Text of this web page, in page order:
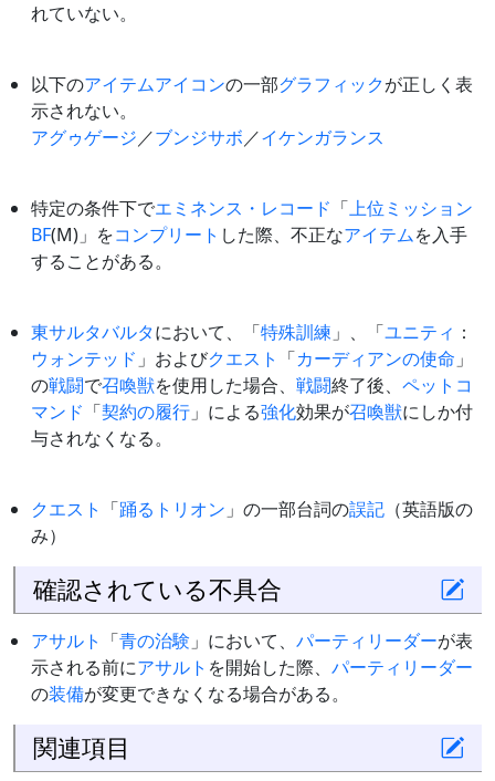
れていない。
以下のアイテムアイコンの一部グラフィックが正しく表
示されない。
アグゥゲージ／ブンジサボ／イケンガランス
特定の条件下でエミネンス・レコード 「上位ミッション
BF(M)」をコンプリート した際、不正なアイテムを入手
することがある。
東サルタバルタにおいて、「特殊訓練 」、「ユニティ ：
ウォンテッド 」およびクエスト 「カーディアンの使命 」
の戦闘で召喚獣を使用した場合、 戦闘終了後、 ペットコ
マンド 「契約の履行 」による強化効果が召喚獣にしか付
与されなくなる。
クエスト 「踊るトリオン 」の一部台詞の誤記 （英語版の
み）
確認されている不具合
アサルト 「青の治験 」において、 パーティ リーダーが表
示される前にアサルト を開始した際、 パーティ リーダー
の装備が変更できなくなる場合がある。
関連項目